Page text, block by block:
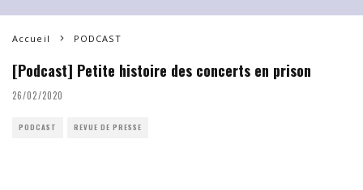
Accueil PODCAST
[Podcast] Petite histoire des concerts en prison
26/02/2020
PODCAST REVUE DE PRESSE